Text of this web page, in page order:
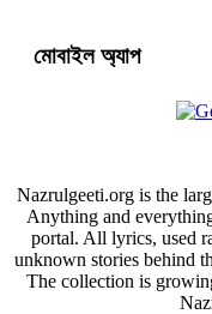
মোবাইল অ্যাপ
Nazrulgeeti.org is the
Anything and
portal. All lyrics, used
unknown stories behind
The collection is